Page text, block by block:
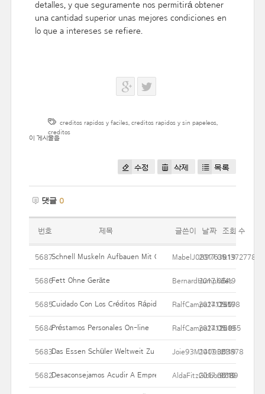
detalles, y que seguramente nos permitirá obtener
una cantidad superior unas mejores condiciones en
lo que a intereses se refiere.
creditos rapidos y faciles, creditos rapidos y sin papeleos,
creditos
이 게시물을
수정 삭제 목록
댓글 0
번호 제목 글쓴이 날짜 조회 수
5687Schnell Muskeln Aufbauen Mit GrundübungenMabelJ089763013727788
2017.05.19
9
5686Fett Ohne Geräte BernardHumphries
2017.05.19
24
5685Cuidado Con Los Créditos Rápidos RalfCampa241260
2017.05.19
13578
5684Préstamos Personales On-line RalfCampa241260
2017.05.19
10855
5683Das Essen Schüler Weltweit Zu MittagJoie93M1409303878
2017.05.19
21
5682Desaconsejamos Acudir A Empresas De Préstamos Rápidos E
AldaFitzGibbon018
2017.05.19
9689